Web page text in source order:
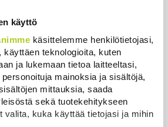
käyttö
käsittelemme henkilötietojasi,
teknologioita, kuten
ja lukemaan tietoa laitteeltasi,
mainoksia ja sisältöjä,
mittauksia, saada
sekä tuotekehitykseen
valita, kuka käyttää tietojasi ja mihin
– vilkkain
Suomessa
drooni lähellä Romanian